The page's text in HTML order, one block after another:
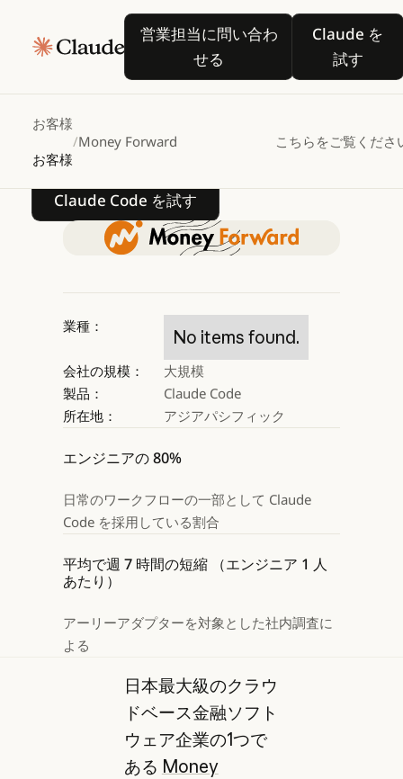
営業担当に問い合わ
せる
営業担当に問い合わせる
Claude を
試す
Claude
お客様
お客様
/Money Forward こちらをご覧くださ
MoneyForward、
Claude
Code
を活用してAI
ネイティブのエンジニ
Claude Code を試す
Claude Code を試す
業種：
No items found.
会社の規模：
大規模
製品：
Claude Code
所在地：
アジアパシフィック
エンジニアの 80%
日常のワークフローの一部として Claude
Code を採用している割合
平均で週 7 時間の短縮 （エンジニア 1 人
あたり）
アーリーアダプターを対象とした社内調査に
よる
日本最大級のクラウ
ドベース金融ソフト
ウェア企業の1つで
ある Money